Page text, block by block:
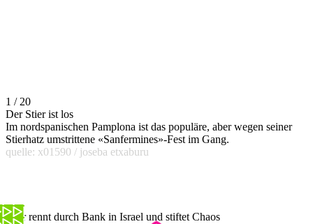
1 / 20
Der Stier ist los
Im nordspanischen Pamplona ist das populäre, aber wegen seiner
Stierhatz umstrittene «Sanfermines»-Fest im Gang.
quelle: x01590 / joseba etxaburu
Stier rennt durch Bank in Israel und stiftet Chaos